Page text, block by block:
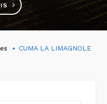
CUMA LA LIMAGNOLE